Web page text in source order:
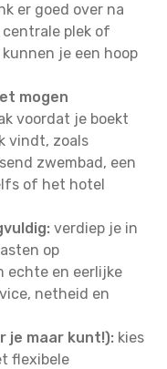
er goed over na
plek of
je een hoop
mogen
voordat je boekt
vindt, zoals
zwembad, een
of het hotel
verdiep je in
op
echte en eerlijke
netheid en
je maar kunt!): kies
flexibele